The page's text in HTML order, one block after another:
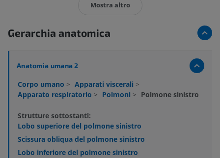
Mostra altro
Gerarchia anatomica
Anatomia umana 2
Corpo umano > Apparati viscerali >
Apparato respiratorio > Polmoni > Polmone sinistro
Strutture sottostanti:
Lobo superiore del polmone sinistro
Scissura obliqua del polmone sinistro
Lobo inferiore del polmone sinistro